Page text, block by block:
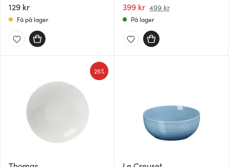
129 kr
Få på lager
399 kr 499 kr
På lager
25%